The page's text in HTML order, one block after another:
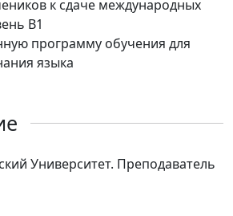
к сдаче международных
B1
программу обучения для
языка
Университет. Преподаватель